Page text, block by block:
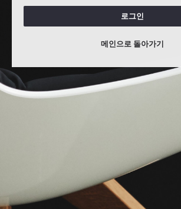
로그인
메인으로 돌아가기